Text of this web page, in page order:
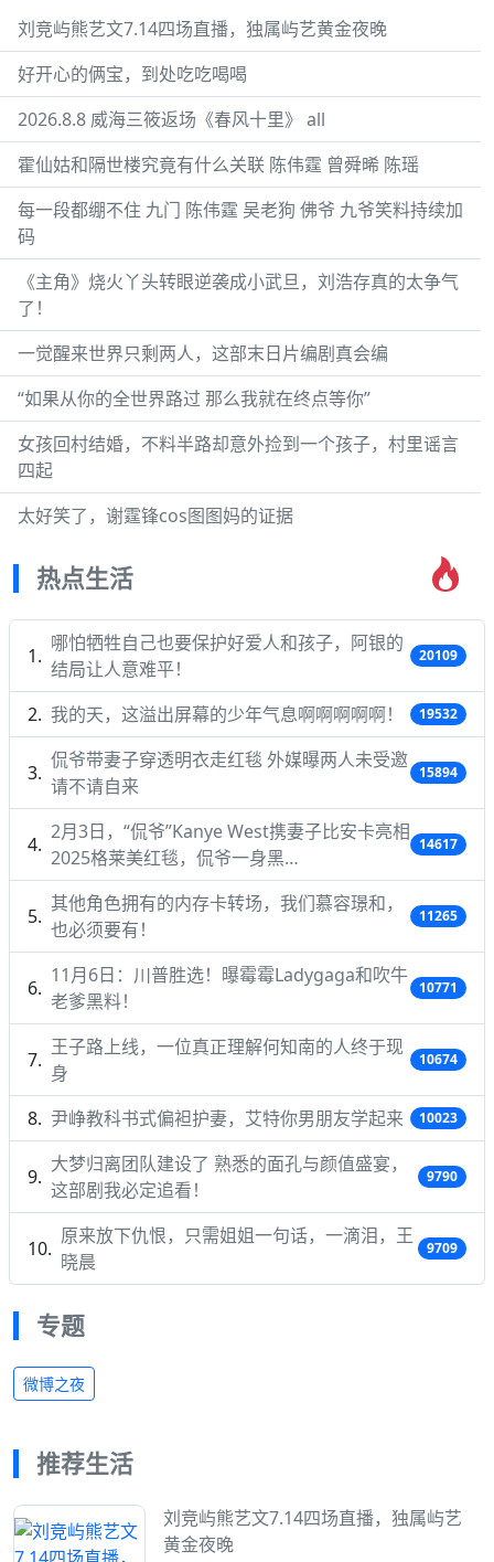
刘竞屿熊艺文7.14四场直播，独属屿艺黄金夜晚
好开心的俩宝，到处吃吃喝喝
2026.8.8 威海三筱返场《春风十里》 all
霍仙姑和隔世楼究竟有什么关联 陈伟霆 曾舜晞 陈瑶
每一段都绷不住 九门 陈伟霆 吴老狗 佛爷 九爷笑料持续加
码
《主角》烧火丫头转眼逆袭成小武旦，刘浩存真的太争气
了！
一觉醒来世界只剩两人，这部末日片编剧真会编
“如果从你的全世界路过 那么我就在终点等你”
女孩回村结婚，不料半路却意外捡到一个孩子，村里谣言
四起
太好笑了，谢霆锋cos图图妈的证据
热点生活
哪怕牺牲自己也要保护好爱人和孩子，阿银的
结局让人意难平！
20109
我的天，这溢出屏幕的少年气息啊啊啊啊啊！ 19532
侃爷带妻子穿透明衣走红毯 外媒曝两人未受邀
请不请自来
15894
2月3日，“侃爷”Kanye West携妻子比安卡亮相
2025格莱美红毯，侃爷一身黑…
14617
其他角色拥有的内存卡转场，我们慕容璟和，
也必须要有！
11265
11月6日：川普胜选！曝霉霉Ladygaga和吹牛
老爹黑料！
10771
王子路上线，一位真正理解何知南的人终于现
身
10674
尹峥教科书式偏袒护妻，艾特你男朋友学起来 10023
大梦归离团队建设了 熟悉的面孔与颜值盛宴，
这部剧我必定追看！
9790
原来放下仇恨，只需姐姐一句话，一滴泪，王
晓晨
9709
专题
微博之夜
推荐生活
刘竞屿熊艺文7.14四场直播，独属屿艺
黄金夜晚